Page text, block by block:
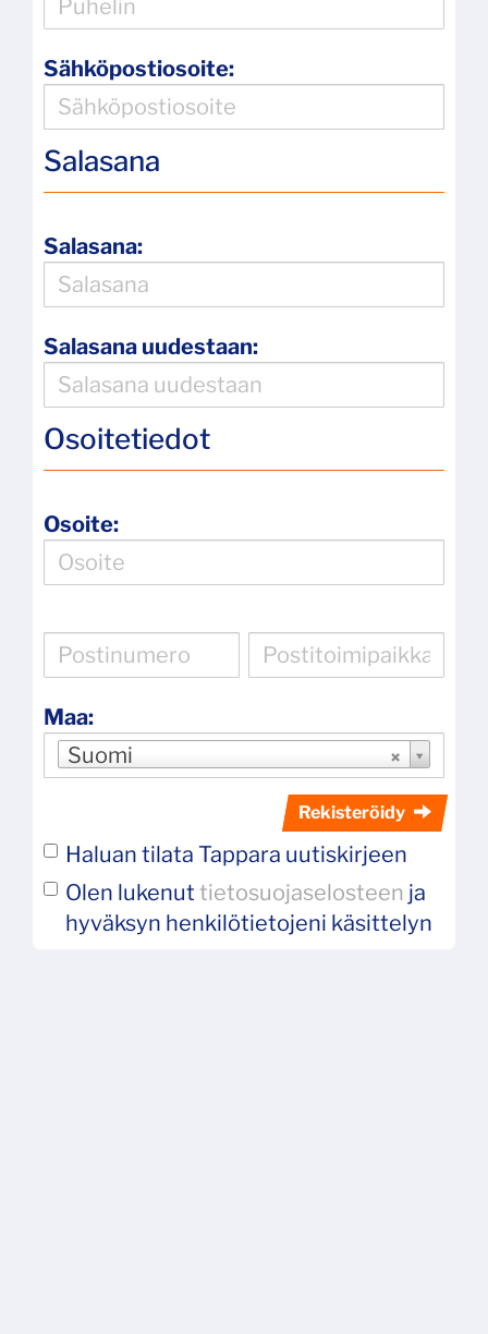
Sähköpostiosoite:
Salasana
Salasana:
Salasana uudestaan:
Osoitetiedot
Osoite:
Maa:
Suomi
Rekisteröidy
Haluan tilata Tappara uutiskirjeen
Olen lukenut tietosuojaselosteen ja
hyväksyn henkilötietojeni käsittelyn